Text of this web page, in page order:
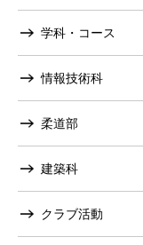
学科・コース
情報技術科
柔道部
建築科
クラブ活動